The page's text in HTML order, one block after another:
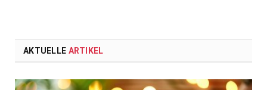
AKTUELLE ARTIKEL